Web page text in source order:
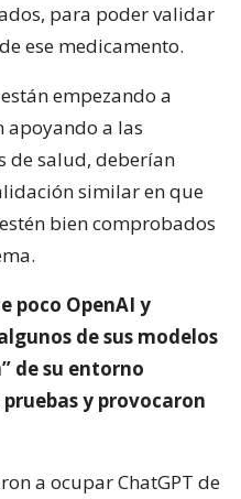
para poder validar
ese medicamento.
empezando a
apoyando a las
de salud, deberían
similar en que
bien comprobados
poco OpenAI y
de sus modelos
de su entorno
y provocaron
a ocupar ChatGPT de